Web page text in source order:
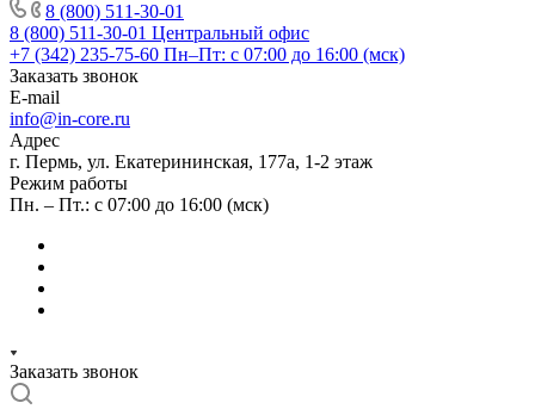
8 (800) 511-30-01
8 (800) 511-30-01 Центральный офис
+7 (342) 235-75-60 Пн–Пт: с 07:00 до 16:00 (мск)
Заказать звонок
E-mail
info@in-core.ru
Адрес
г. Пермь, ул. ​Екатерининская, 177а, ​1-2 этаж
Режим работы
Пн. – Пт.: с 07:00 до 16:00 (мск)
Заказать звонок